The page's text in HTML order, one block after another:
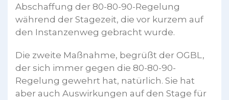
Abschaffung der 80-80-90-Regelung
während der Stagezeit, die vor kurzem auf
den Instanzenweg gebracht wurde.
Die zweite Maßnahme, begrüßt der OGBL,
der sich immer gegen die 80-80-90-
Regelung gewehrt hat, natürlich. Sie hat
aber auch Auswirkungen auf den Stage für